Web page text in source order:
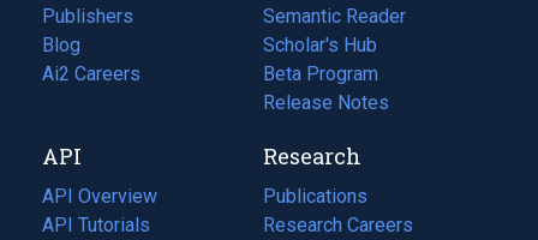
Publishers
Blog
(opens
in
tab)
Ai2 Careers
(opens
new
tab)
Semantic Reader
Scholar's Hub
Beta Program
Release Notes
API
API Overview
API Tutorials
Research
Publications
(opens
in
Research Careers
(opens